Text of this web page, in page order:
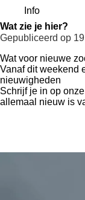
Info
Wat zie je hier?
Gepubliceerd op
Wat voor nieuwe
Vanaf dit weekend
nieuwigheden
Schrijf je in op
allemaal nieuw is